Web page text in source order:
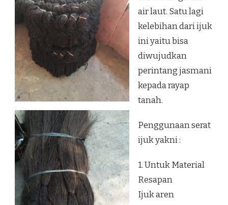
air laut. Satu lagi
kelebihan dari ijuk
ini yaitu bisa
diwujudkan
perintang jasmani
kepada rayap
tanah.
Penggunaan serat
ijuk yakni :
1. Untuk Material
Resapan
Ijuk aren